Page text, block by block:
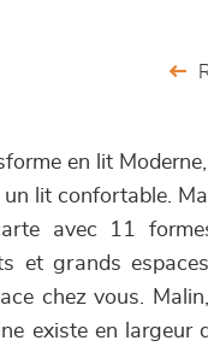
en lit
un lit confortable.
avec 11
et grands
chez vous.
existe en